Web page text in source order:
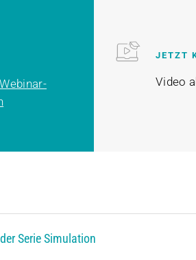
JETZT
Video
Serie Simulation